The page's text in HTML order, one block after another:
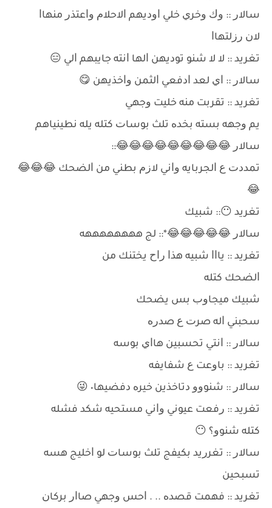
ﺳﺎﻻﺭ :: ﻭﻙ ﻭﺧﺮﻱ ﺧﻠﻲ ﺍﻭﺩﻳﻬﻢ ﺍﻻﺣﻼﻡ ﻭﺍﻋﺘﺬﺭ ﻣﻨﻬﺎﺍ
ﻻﻥ ﺭﺯﻟﺘﻬﺎﺍ
ﺗﻐﺮﻳﺪ :: ﻻ ﻻ ﺷﻨﻮ ﺗﻮﺩﻳﻬﻦ ﺍﻟﻬﺎ ﺍﻧﺘﻪ ﺟﺎﻳﺒﻬﻢ ﺍﻟﻲ 😑
ﺳﺎﻻﺭ :: ﺍﻱ ﻟﻌﺪ ﺍﺩﻓﻌﻲ ﺍﻟﺜﻤﻦ ﻭﺍﺧﺬﻳﻬﻦ 😋
ﺗﻐﺮﻳﺪ :: ﺗﻘﺮﺑﺖ ﻣﻨﻪ ﺧﻠﻴﺖ ﻭﺟﻬﻲ
ﻳﻢ ﻭﺟﻬﻪ ﺑﺴﺘﻪ ﺑﺨﺪﻩ ﺗﻠﺚ ﺑﻮﺳﺎﺕ ﻛﺘﻠﻪ ﻳﻠﻪ ﻧﻄﻴﻨﻴﺎﻫﻢ
ﺳﺎﻻﺭ 😂😂😂😂😂😂😂😂😂::
ﺗﻤﺪﺩﺕ ﻉ ﺍﻟﺠﺮﺑﺎﻳﻪ ﻭﺍﻧﻲ ﻻﺯﻡ ﺑﻄﻨﻲ ﻣﻦ ﺍﻟﻀﺤﻚ 😂😂😂
😂
ﺗﻐﺮﻳﺪ 😶:: ﺷﺒﻴﻚ
ﺳﺎﻻﺭ 😂😂😂😂😂*:: ﻟﺞ ﻫﻬﻬﻬﻬﻬﻬﻬﻪ
ﺗﻐﺮﻳﺪ :: ﻳﺎﺍﺍ ﺷﺒﻴﻪ ﻫﺬﺍ ﺭﺍﺡ ﻳﺨﺘﻨﻚ ﻣﻦ
ﺍﻟﻀﺤﻚ ﻛﺘﻠﻪ
ﺷﺒﻴﻚ ﻣﻴﺠﺎﻭﺏ ﺑﺲ ﻳﻀﺤﻚ
ﺳﺤﺒﻨﻲ ﺍﻟﻪ ﺻﺮﺕ ﻉ ﺻﺪﺭﻩ
ﺳﺎﻻﺭ :: ﺍﻧﺘﻲ ﺗﺤﺴﺒﻴﻦ ﻫﺎﺍﻱ ﺑﻮﺳﻪ
ﺗﻐﺮﻳﺪ :: ﺑﺎﻭﻋﺖ ﻉ ﺷﻔﺎﻳﻔﻪ
ﺳﺎﻻﺭ :: ﺷﻨﻮﻭﻭ ﺩﺗﺎﺧﺬﻳﻦ ﺧﻴﺮﻩ ﺩﻓﻀﻴﻬﺎ٠ 😜
ﺗﻐﺮﻳﺪ :: ﺭﻓﻌﺖ ﻋﻴﻮﻧﻲ ﻭﺍﻧﻲ ﻣﺴﺘﺤﻴﻪ ﺷﻜﺪ ﻓﺸﻠﻪ
ﻛﺘﻠﻪ ﺷﻨﻮﻭ؟ 😶
ﺳﺎﻻﺭ :: ﺗﻐﺮﺭﻳﺪ ﺑﻜﻴﻔﺞ ﺗﻠﺚ ﺑﻮﺳﺎﺕ ﻟﻮ ﺍﺧﻠﻴﺞ ﻫﺴﻪ
ﺗﺴﺒﺤﻴﻦ
ﺗﻐﺮﻳﺪ :: ﻓﻬﻤﺖ ﻗﺼﺪﻩ .. . ﺍﺣﺲ ﻭﺟﻬﻲ ﺻﺎﺍﺭ ﺑﺮﻛﺎﻥ